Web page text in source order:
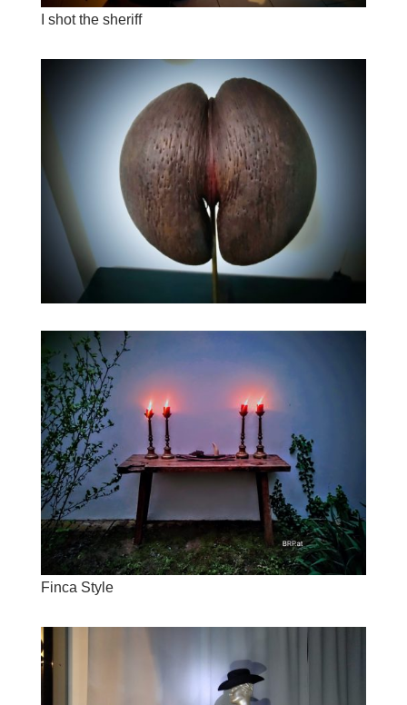
I shot the sheriff
Finca Style